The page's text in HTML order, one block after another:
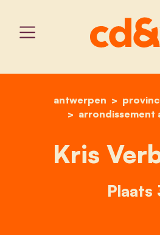
antwerpen
arrondissement
Kris
Plaats